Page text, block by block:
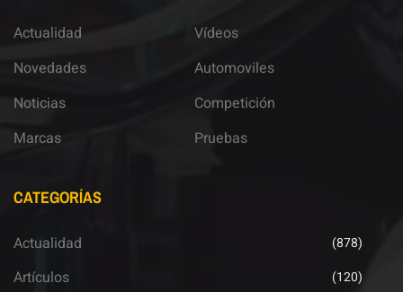
Actualidad
Novedades
Noticias
Marcas
Vídeos
Automoviles
Competición
Pruebas
CATEGORÍAS
Actualidad (878)
Artículos (120)